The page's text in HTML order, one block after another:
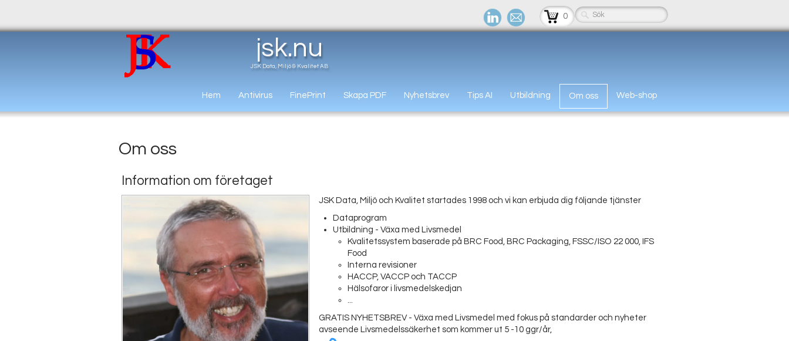
0
jsk.nu
JSK Data, Miljö & Kvalitet AB
Hem Antivirus FinePrint Skapa PDF Nyhetsbrev Tips AI Utbildning Om oss Web-shop
Om oss
Information om företaget
JSK Data, Miljö och Kvalitet startades 1998 och vi kan erbjuda dig följande tjänster
Dataprogram
Utbildning - Växa med Livsmedel
Kvalitetssystem baserade på BRC Food, BRC Packaging, FSSC/ISO 22 000, IFS
Food
Interna revisioner
HACCP, VACCP och TACCP
Hälsofaror i livsmedelskedjan
...
GRATIS NYHETSBREV - Växa med Livsmedel med fokus på standarder och nyheter
avseende Livsmedelssäkerhet som kommer ut 5 -10 ggr/år,